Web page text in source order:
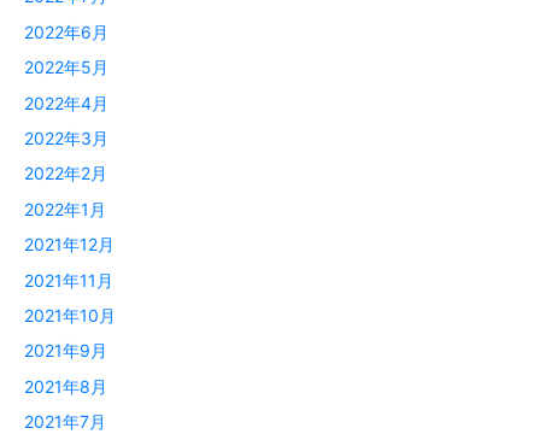
2022年6月
2022年5月
2022年4月
2022年3月
2022年2月
2022年1月
2021年12月
2021年11月
2021年10月
2021年9月
2021年8月
2021年7月